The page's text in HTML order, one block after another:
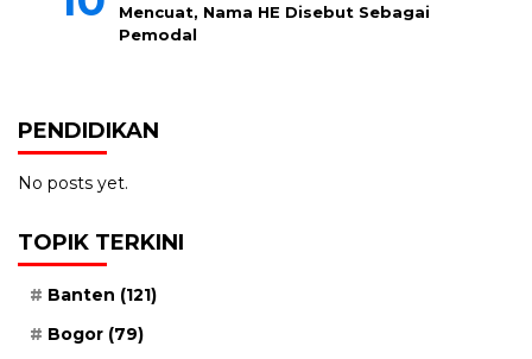
Mencuat, Nama HE Disebut Sebagai
Pemodal
PENDIDIKAN
No posts yet.
TOPIK TERKINI
Banten (121)
Bogor (79)